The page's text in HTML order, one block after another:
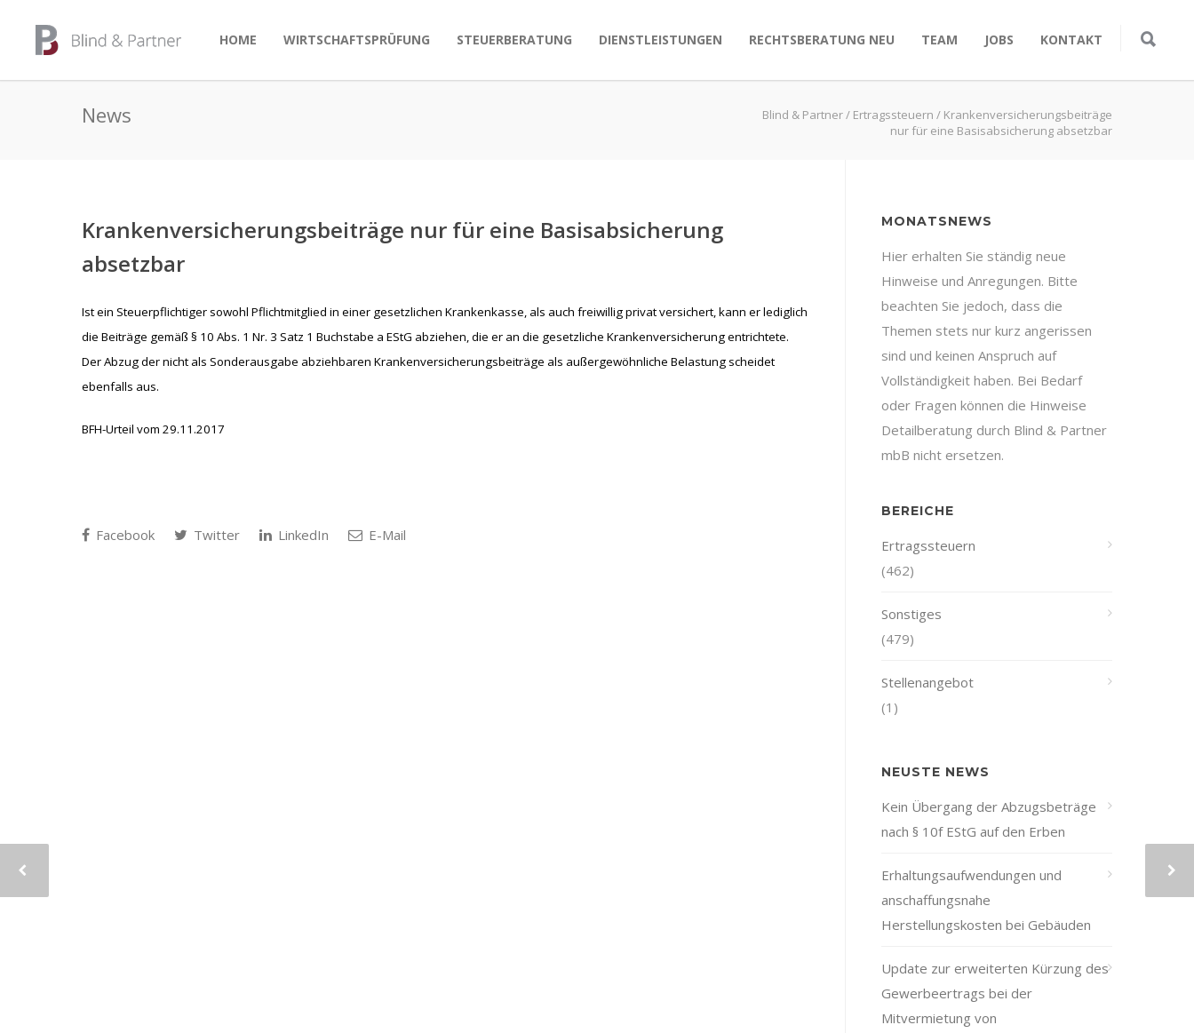
HOME WIRTSCHAFTSPRÜFUNG STEUERBERATUNG DIENSTLEISTUNGEN RECHTSBERATUNG NEU TEAM JOBS KONTAKT
News Blind & Partner/ Ertragssteuern / Krankenversicherungsbeiträge
nur für eine Basisabsicherung absetzbar
Krankenversicherungsbeiträge nur für eine Basisabsicherung
absetzbar
Ist ein Steuerpflichtiger sowohl Pflichtmitglied in einer gesetzlichen Krankenkasse, als auch freiwillig privat versichert, kann er lediglich
die Beiträge gemäß § 10 Abs. 1 Nr. 3 Satz 1 Buchstabe a EStG abziehen, die er an die gesetzliche Krankenversicherung entrichtete.
Der Abzug der nicht als Sonderausgabe abziehbaren Krankenversicherungsbeiträge als außergewöhnliche Belastung scheidet
ebenfalls aus.
BFH-Urteil vom 29.11.2017
Facebook Twitter LinkedIn E-Mail
MONATSNEWS
Hier erhalten Sie ständig neue
Hinweise und Anregungen. Bitte
beachten Sie jedoch, dass die
Themen stets nur kurz angerissen
sind und keinen Anspruch auf
Vollständigkeit haben. Bei Bedarf
oder Fragen können die Hinweise
Detailberatung durch Blind & Partner
mbB nicht ersetzen.
BEREICHE
Ertragssteuern
(462)
Sonstiges
(479)
Stellenangebot
(1)
NEUSTE NEWS
Kein Übergang der Abzugsbeträge
nach § 10f EStG auf den Erben
Erhaltungsaufwendungen und
anschaffungsnahe
Herstellungskosten bei Gebäuden
Update zur erweiterten Kürzung des
Gewerbeertrags bei der
Mitvermietung von